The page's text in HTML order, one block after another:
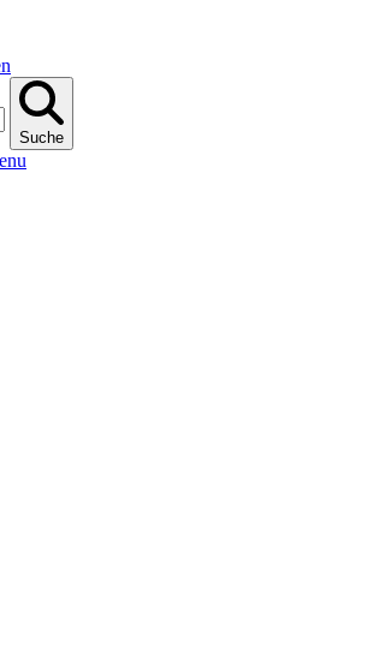
Suche